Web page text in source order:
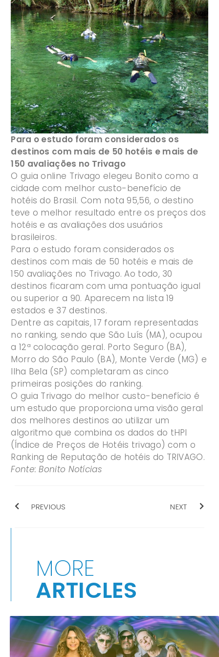
Para o estudo foram considerados os
destinos com mais de 50 hotéis e mais de
150 avaliações no Trivago
O guia online Trivago elegeu Bonito como a
cidade com melhor custo-benefício de
hotéis do Brasil. Com nota 95,56, o destino
teve o melhor resultado entre os preços dos
hotéis e as avaliações dos usuários
brasileiros.
Para o estudo foram considerados os
destinos com mais de 50 hotéis e mais de
150 avaliações no Trivago. Ao todo, 30
destinos ficaram com uma pontuação igual
ou superior a 90. Aparecem na lista 19
estados e 37 destinos.
Dentre as capitais, 17 foram representadas
no ranking, sendo que São Luís (MA), ocupou
a 12ª colocação geral. Porto Seguro (BA),
Morro do São Paulo (BA), Monte Verde (MG) e
Ilha Bela (SP) completaram as cinco
primeiras posições do ranking.
O guia Trivago do melhor custo-benefício é
um estudo que proporciona uma visão geral
dos melhores destinos ao utilizar um
algoritmo que combina os dados do tHPI
(Índice de Preços de Hotéis trivago) com o
Ranking de Reputação de hotéis do TRIVAGO.
Fonte: Bonito Notícias
PREVIOUS NEXT
MORE
ARTICLES